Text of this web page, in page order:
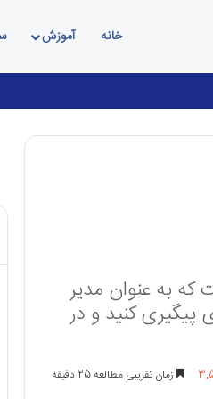
خانه آموزش
به عنوان مدیر
کنید و در
زمان تقریبی مطالعه 25 دقیقه